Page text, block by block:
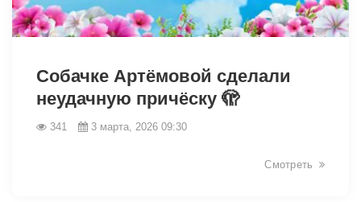
Собачке Артёмовой сделали
неудачную причёску 🫣
341 3 марта, 2026 09:30
Смотреть